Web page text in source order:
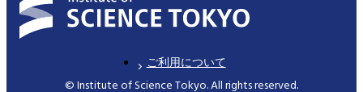
ご利用について
© Institute of Science Tokyo. All rights reserved.